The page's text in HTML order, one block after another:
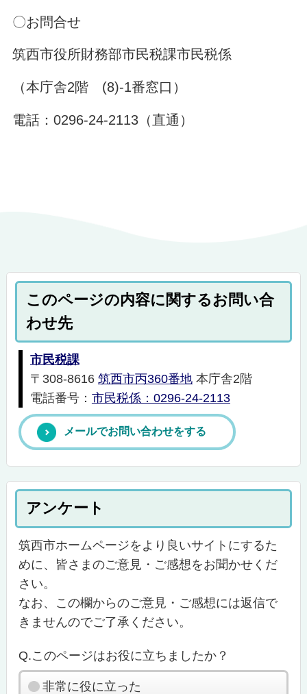
〇お問合せ
筑西市役所財務部市民税課市民税係
（本庁舎2階 (8)-1番窓口）
電話：0296-24-2113（直通）
このページの内容に関するお問い合
わせ先
市民税課
〒308-8616 筑西市丙360番地本庁舎2階
電話番号： 市民税係：0296-24-2113
メールでお問い合わせをする
アンケート
筑西市ホームページをより良いサイトにするた
めに、皆さまのご意見・ご感想をお聞かせくだ
さい。
なお、この欄からのご意見・ご感想には返信で
きませんのでご了承ください。
Q.このページはお役に立ちましたか？
非常に役に立った